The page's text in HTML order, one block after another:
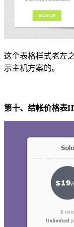
这个表格样式老左
示主机方案的。
第十、结帐价格表